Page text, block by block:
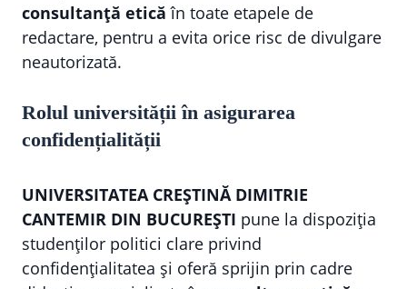
consultanță etică în toate etapele de
redactare, pentru a evita orice risc de divulgare
neautorizată.
Rolul universității în asigurarea
confidențialității
UNIVERSITATEA CREȘTINĂ DIMITRIE
CANTEMIR DIN BUCUREȘTI pune la dispoziția
studenților politici clare privind
confidențialitatea și oferă sprijin prin cadre